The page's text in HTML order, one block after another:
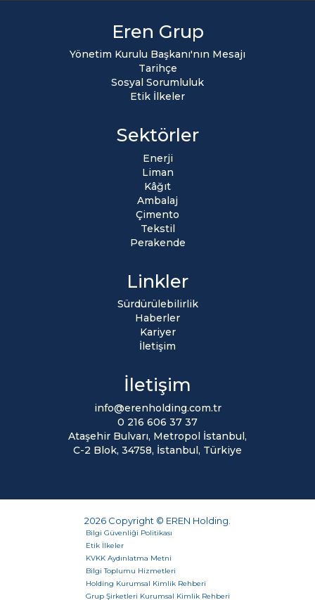
Eren Grup
Yönetim Kurulu Başkanı'nın Mesajı
Tarihçe
Sosyal Sorumluluk
Etik İlkeler
Sektörler
Enerji
Liman
Kâğıt
Ambalaj
Çimento
Tekstil
Perakende
Linkler
Sürdürülebilirlik
Haberler
Kariyer
İletişim
İletişim
info@erenholding.com.tr
0 216 606 37 37
Ataşehir Bulvarı, Metropol İstanbul,
C-2 Blok, 34758, İstanbul, Türkiye
2026 Copyright © EREN Holding.
Bilgi Güvenliği Politikası
Etik İlkeler
KVKK Aydınlatma Metni
Bilgi Toplumu Hizmetleri
Holding Kurumsal Kimlik Rehberi
Grup Şirketleri Kurumsal Kimlik Rehberi